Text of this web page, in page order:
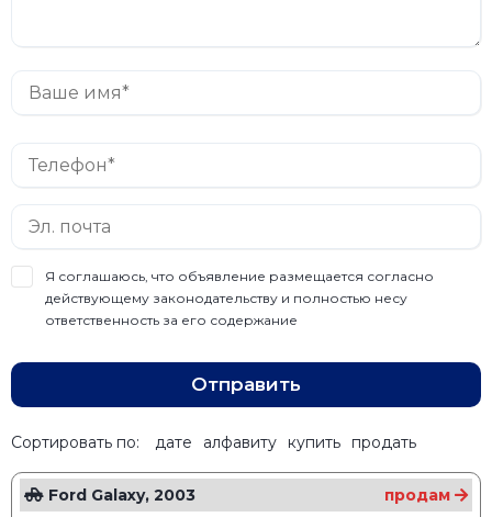
Я соглашаюсь, что объявление размещается согласно
действующему законодательству и полностью несу
ответственность за его содержание
Отправить
Сортировать по: дате алфавиту купить продать
Ford Galaxy, 2003
продам